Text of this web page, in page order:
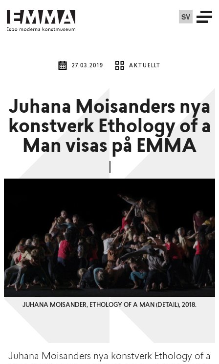
SV
27.03.2019 AKTUELLT
Juhana Moisanders nya
konstverk Ethology of a
Man visas på EMMA
JUHANA MOISANDER, ETHOLOGY OF A MAN (DETAIL), 2018.
Juhana Moisanders nya konstverk Ethology of a